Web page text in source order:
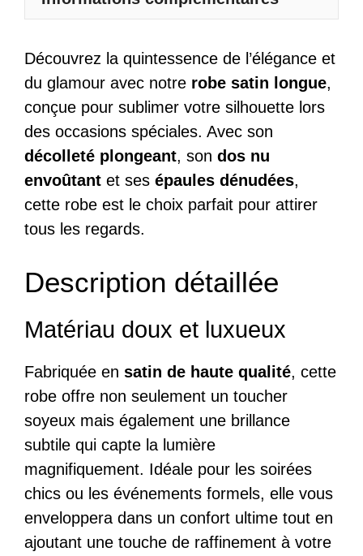
Découvrez la quintessence de l’élégance et
du glamour avec notre robe satin longue,
conçue pour sublimer votre silhouette lors
des occasions spéciales. Avec son
décolleté plongeant, son dos nu
envoûtant et ses épaules dénudées,
cette robe est le choix parfait pour attirer
tous les regards.
Description détaillée
Matériau doux et luxueux
Fabriquée en satin de haute qualité, cette
robe offre non seulement un toucher
soyeux mais également une brillance
subtile qui capte la lumière
magnifiquement. Idéale pour les soirées
chics ou les événements formels, elle vous
enveloppera dans un confort ultime tout en
ajoutant une touche de raffinement à votre